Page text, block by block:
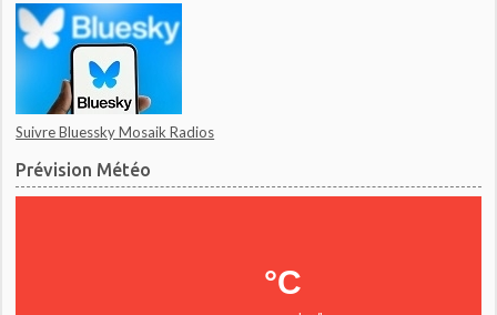
Suivre Bluessky Mosaik Radios
Prévision Météo